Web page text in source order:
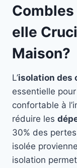
elle
Maison?
L’isolation des
essentielle
confortable à
réduire les
30% des
isolée
isolation